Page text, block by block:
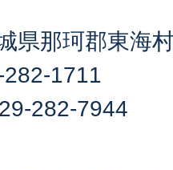
県那珂郡東海
1711
282-7944